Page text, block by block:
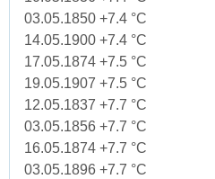
03.05.1850 +7.4 °C
14.05.1900 +7.4 °C
17.05.1874 +7.5 °C
19.05.1907 +7.5 °C
12.05.1837 +7.7 °C
03.05.1856 +7.7 °C
16.05.1874 +7.7 °C
03.05.1896 +7.7 °C